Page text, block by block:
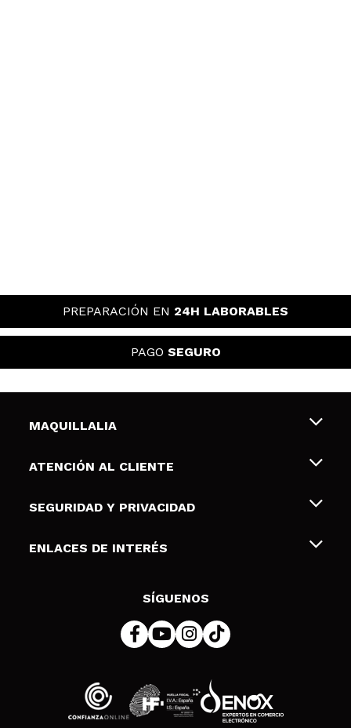
PREPARACIÓN EN 24H LABORABLES
PAGO SEGURO
MAQUILLALIA
Sobre nosotros
Tarjetas de Regalo
ATENCIÓN AL CLIENTE
Envíos y devoluciones
Formas de pago
SEGURIDAD Y PRIVACIDAD
Terminos y condiciones de uso
Política de cookies
ENLACES DE INTERÉS
SÍGUENOS